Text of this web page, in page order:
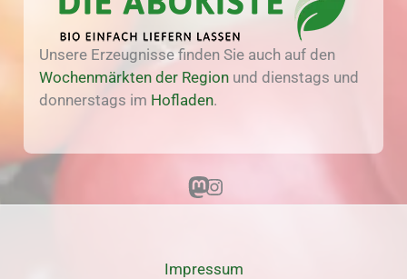
Unsere Erzeugnisse finden Sie auch auf den
Wochenmärkten der Region und dienstags und
donnerstags im Hofladen.
MastodonInstagram
Impressum